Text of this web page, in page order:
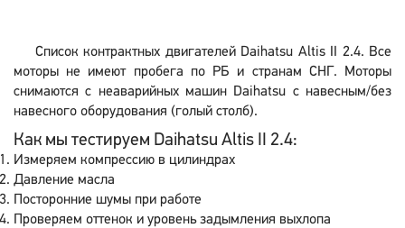
Список контрактных двигателей Daihatsu Altis II 2.4. Все
моторы не имеют пробега по РБ и странам СНГ. Моторы
снимаются с неаварийных машин Daihatsu с навесным/без
навесного оборудования (голый столб).
Как мы тестируем Daihatsu Altis II 2.4:
Измеряем компрессию в цилиндрах
Давление масла
Посторонние шумы при работе
Проверяем оттенок и уровень задымления выхлопа